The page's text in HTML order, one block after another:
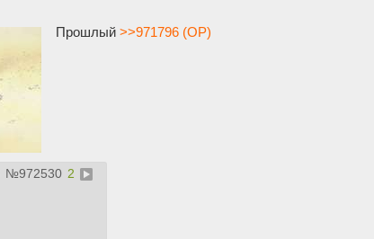
Прошлый >>971796 (OP)
№972530 2